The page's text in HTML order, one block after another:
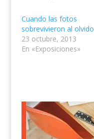
Cuando las fotos
sobrevivieron al olvido
23 octubre, 2013
En «Exposiciones»